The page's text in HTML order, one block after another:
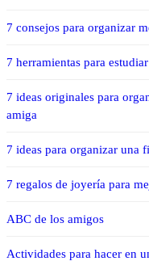
7 consejos para organizar
7 herramientas para
7 ideas originales para
amiga
7 ideas para organizar una
7 regalos de joyería para
ABC de los amigos
Actividades para hacer en